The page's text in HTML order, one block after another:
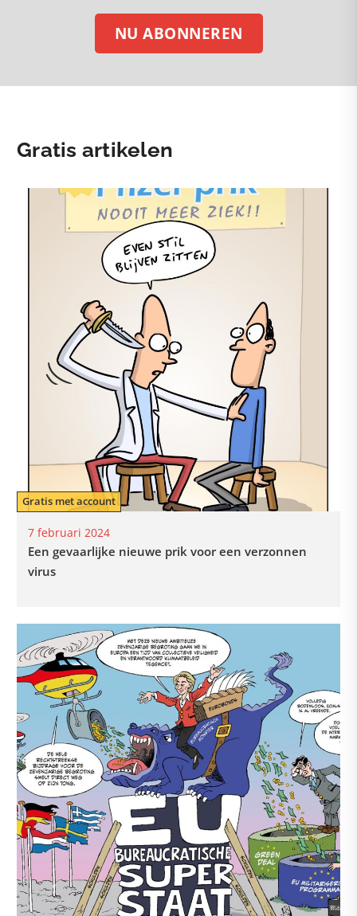
NU ABONNEREN
Gratis artikelen
7 februari 2024
Gratis met account
Een gevaarlijke nieuwe prik voor een verzonnen
virus